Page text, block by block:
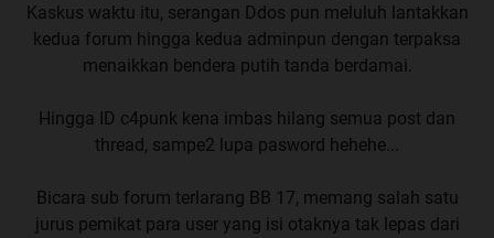
Kaskus waktu itu, serangan Ddos pun meluluh lantakkan
kedua forum hingga kedua adminpun dengan terpaksa
menaikkan bendera putih tanda berdamai.
Hingga ID c4punk kena imbas hilang semua post dan
thread, sampe2 lupa pasword hehehe...
Bicara sub forum terlarang BB 17, memang salah satu
jurus pemikat para user yang isi otaknya tak lepas dari